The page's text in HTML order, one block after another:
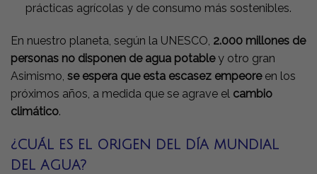
prácticas agrícolas y de consumo más sostenibles.
En nuestro planeta, según la UNESCO, 2.000 millones de
personas no disponen de agua potabley otro gran
Asimismo, se espera que esta escasez empeoreen los
próximos años, a medida que se agrave el cambio
climático.
¿CUÁL ES EL ORIGEN DEL DÍA MUNDIAL
DEL AGUA?